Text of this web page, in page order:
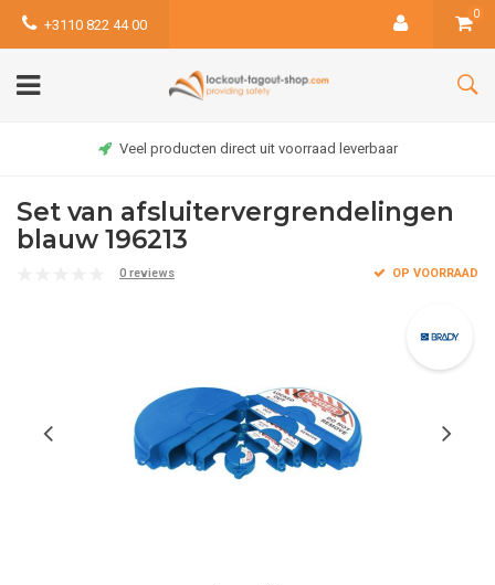
+3110 822 44 00
0
Veel producten direct uit voorraad leverbaar
Set van afsluitervergrendelingen
blauw 196213
0 reviews OP VOORRAAD